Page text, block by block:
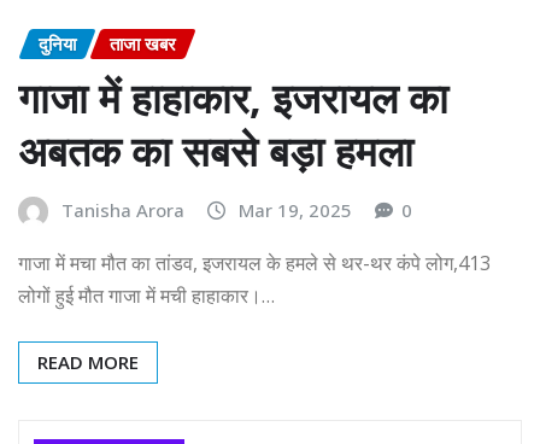
दुनिया ताजा खबर
गाजा में हाहाकार, इजरायल का
अबतक का सबसे बड़ा हमला
Tanisha Arora Mar 19, 2025 0
गाजा में मचा मौत का तांडव, इजरायल के हमले से थर-थर कंपे लोग,413
लोगों हुई मौत गाजा में मची हाहाकार।…
READ MORE